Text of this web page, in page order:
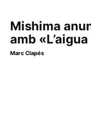
Mishima
amb
Marc Clapés